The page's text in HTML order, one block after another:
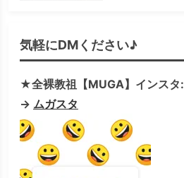
気軽にDMください♪
★全裸教祖【MUGA】インスタ:
→ ムガスタ